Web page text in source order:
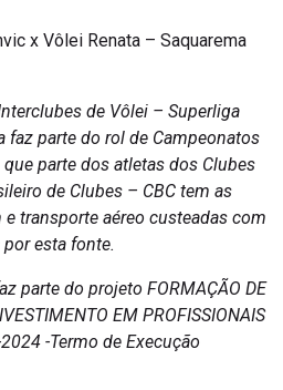
x Vôlei Renata – Saquarema
de Vôlei – Superliga
faz parte do rol de Campeonatos
parte dos atletas dos Clubes
de Clubes – CBC tem as
transporte aéreo custeadas com
esta fonte.
parte do projeto FORMAÇÃO DE
EM PROFISSIONAIS
-Termo de Execução